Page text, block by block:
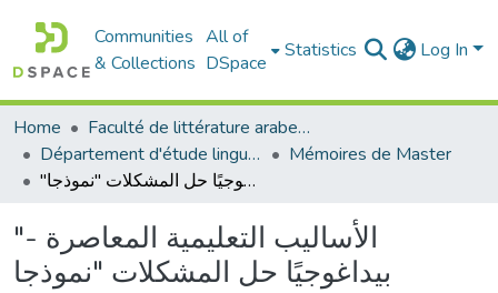
Communities
& Collections
All of
DSpace
Statistics Log In
Home
Faculté de littérature arabe et des arts
Département d'étude linguistique
Mémoires de Master
"الأسالیب التعلیمیة المعاصرة - بیداغوجیًا حل المشكلات "نموذجا
"الأسالیب التعلیمیة المعاصرة -
بیداغوجیًا حل المشكلات "نموذجا